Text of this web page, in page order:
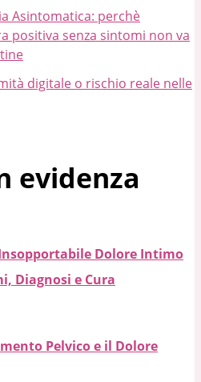
Asintomatica: perchè
positiva senza sintomi non va
digitale o rischio reale nelle
evidenza
Dolore Intimo
Diagnosi e Cura
Pelvico e il Dolore